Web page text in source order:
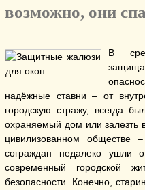
возможно, они
В
надёжные ставни – от
городскую стражу, всегда
охраняемый дом или залезть
цивилизованном обществе
сограждан недалеко ушли
современный городской
безопасности. Конечно,